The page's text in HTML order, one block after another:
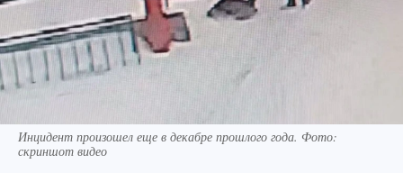
Инцидент произошел еще в декабре прошлого года. Фото:
скриншот видео